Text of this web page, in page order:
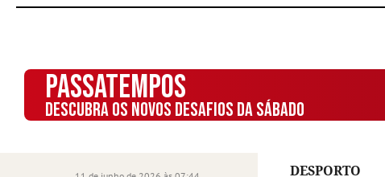
PASSATEMPOS
DESCUBRA OS NOVOS DESAFIOS DA SÁBADO
DESPORTO